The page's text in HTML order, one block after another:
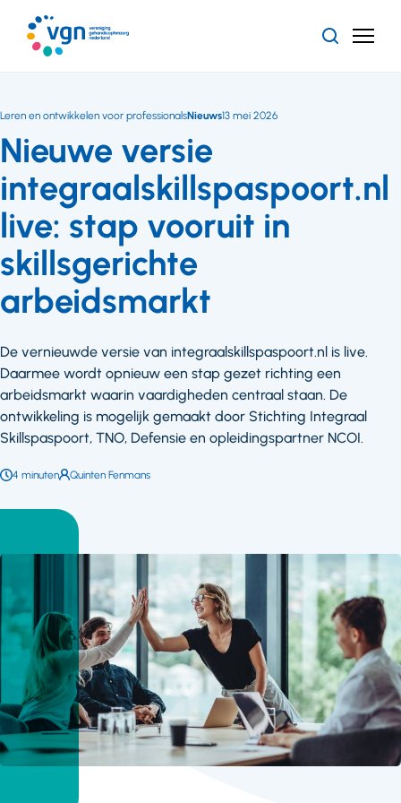
naar
hoofdinhoud
ZoekenMenu
Nieuwe versie
integraalskillspaspoort.nl
live: stap vooruit in
skillsgerichte
arbeidsmarkt
Leren en ontwikkelen voor professionalsNieuws13 mei 2026
De vernieuwde versie van integraalskillspaspoort.nl is live.
Daarmee wordt opnieuw een stap gezet richting een
arbeidsmarkt waarin vaardigheden centraal staan. De
ontwikkeling is mogelijk gemaakt door Stichting Integraal
Skillspaspoort, TNO, Defensie en opleidingspartner NCOI.
Leestijd:
4 minuten Auteur:
Quinten Fenmans